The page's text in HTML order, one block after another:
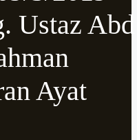
Ustaz Abd
Ayat